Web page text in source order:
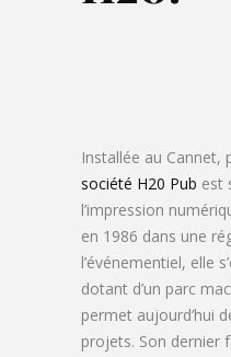
Installée au Cannet,
société H20 Pub est
l’impression
en 1986 dans une
l’événementiel, elle
dotant d’un parc
permet aujourd’hui
projets. Son dernier